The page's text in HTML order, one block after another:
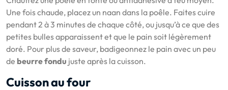
Une fois chaude, placez un naan dans la poêle. Faites cuire
pendant 2 à 3 minutes de chaque côté, ou jusqu’à ce que des
petites bulles apparaissent et que le pain soit légèrement
doré. Pour plus de saveur, badigeonnez le pain avec un peu
de beurre fondu juste après la cuisson.
Cuisson au four